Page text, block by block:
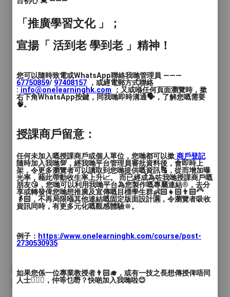
從小學跆拳道可以刺激大腦神經提高身
體的感知及協調性。
提高孩子的社交能力，適應群體生活，
懂得與人合作
跆拳道的晉升制度可以培養孩子的目標
助孩子學會面對成功與挫折
跆拳道可以培養孩子的意志力、自制
力、堅持力，這些成功的要素是人生不
可或缺的
跆拳道的實戰可以教會孩子保護自己，
合理自衛
#跆拳道 #荔枝角 #興趣班 #兒童班 #Taekwondo #美孚
#香港跆拳道 #長沙灣 #bb班 #親子班
「推廣學習文化 」；
宣揚「 活到老 學到老 」精神！
您可以隨時致電或WhatsApp聯絡我哋管理員 ———
67750859/ 97408157 ，或經電郵方式聯絡
: info@onelearninghk.com ；又或喺任何頁面瀏覽時，撳
右下角WhatsApp按鍵，同我哋即時溝通🗣️，了解您嘅需要
🧠。
授課商戶留意：
任何未加入嘅授課商戶或個人單位，您哋都可以撳 商戶登記
隨時加入我哋💯，經我哋平台管理員審批資料後，會即時上
架，令更多瀏覽者可以讀取到您哋提供嘅資訊🔠，從而增加曝
光率，藉此帶動收生率上升📈。 而已經成為咗我哋授課商戶嘅
朋友😘，您哋可以利用我哋平台為您製作嘅專屬連結®️，去分
享或轉發俾您哋想推廣及宣傳嘅目標學生群👶🏻👧🏻👨🏻‍🦳
👵🏻，不再局限喺其他連結嘅固定版面設計🈵，令瀏覽者吸收
資訊同時，有更多元化嘅觀感體驗🔆。
例子： https://www.onelearninghk.com/course/post-
2730530935
如果您係一位專業教授者👨🏻‍🎓，或有一技之長想傳授俾唔同
人士🙋🏻‍♂️，仲等乜嘢？快啲加入我哋啦😊